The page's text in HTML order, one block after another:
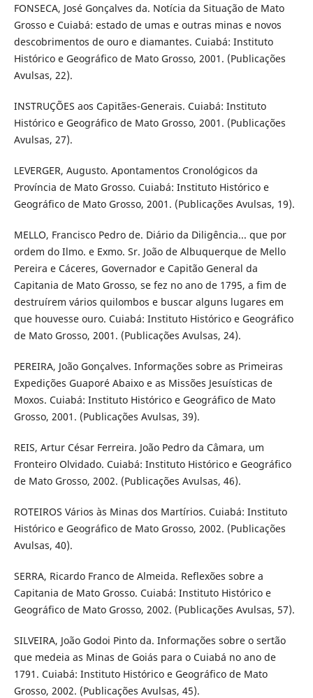
FONSECA, José Gonçalves da. Notícia da Situação de Mato
Grosso e Cuiabá: estado de umas e outras minas e novos
descobrimentos de ouro e diamantes. Cuiabá: Instituto
Histórico e Geográfico de Mato Grosso, 2001. (Publicações
Avulsas, 22).
INSTRUÇÕES aos Capitães-Generais. Cuiabá: Instituto
Histórico e Geográfico de Mato Grosso, 2001. (Publicações
Avulsas, 27).
LEVERGER, Augusto. Apontamentos Cronológicos da
Província de Mato Grosso. Cuiabá: Instituto Histórico e
Geográfico de Mato Grosso, 2001. (Publicações Avulsas, 19).
MELLO, Francisco Pedro de. Diário da Diligência... que por
ordem do Ilmo. e Exmo. Sr. João de Albuquerque de Mello
Pereira e Cáceres, Governador e Capitão General da
Capitania de Mato Grosso, se fez no ano de 1795, a fim de
destruírem vários quilombos e buscar alguns lugares em
que houvesse ouro. Cuiabá: Instituto Histórico e Geográfico
de Mato Grosso, 2001. (Publicações Avulsas, 24).
PEREIRA, João Gonçalves. Informações sobre as Primeiras
Expedições Guaporé Abaixo e as Missões Jesuísticas de
Moxos. Cuiabá: Instituto Histórico e Geográfico de Mato
Grosso, 2001. (Publicações Avulsas, 39).
REIS, Artur César Ferreira. João Pedro da Câmara, um
Fronteiro Olvidado. Cuiabá: Instituto Histórico e Geográfico
de Mato Grosso, 2002. (Publicações Avulsas, 46).
ROTEIROS Vários às Minas dos Martírios. Cuiabá: Instituto
Histórico e Geográfico de Mato Grosso, 2002. (Publicações
Avulsas, 40).
SERRA, Ricardo Franco de Almeida. Reflexões sobre a
Capitania de Mato Grosso. Cuiabá: Instituto Histórico e
Geográfico de Mato Grosso, 2002. (Publicações Avulsas, 57).
SILVEIRA, João Godoi Pinto da. Informações sobre o sertão
que medeia as Minas de Goiás para o Cuiabá no ano de
1791. Cuiabá: Instituto Histórico e Geográfico de Mato
Grosso, 2002. (Publicações Avulsas, 45).